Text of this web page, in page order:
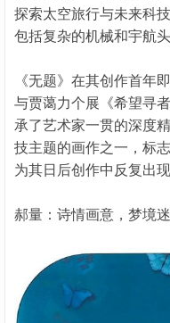
探索太空旅行与未来科
包括复杂的机械和宇航
《无题》在其创作首年
与贾蔼力个展《希望寻
承了艺术家一贯的深度
技主题的画作之一，标
为其日后创作中反复出现
郝量：诗情画意，梦境